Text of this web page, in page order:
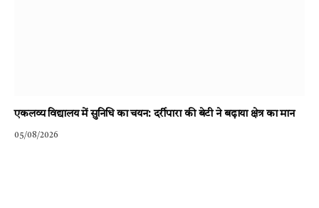
एकलव्य विद्यालय में सुनिधि का चयन: दर्रीपारा की बेटी ने बढ़ाया क्षेत्र का मान
05/08/2026